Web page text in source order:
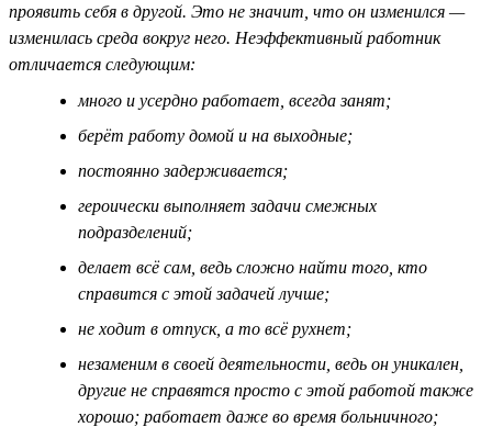
проявить себя в другой. Это не значит, что он изменился —
изменилась среда вокруг него. Неэффективный работник
отличается следующим:
много и усердно работает, всегда занят;
берёт работу домой и на выходные;
постоянно задерживается;
героически выполняет задачи смежных
подразделений;
делает всё сам, ведь сложно найти того, кто
справится с этой задачей лучше;
не ходит в отпуск, а то всё рухнет;
незаменим в своей деятельности, ведь он уникален,
другие не справятся просто с этой работой также
хорошо; работает даже во время больничного;